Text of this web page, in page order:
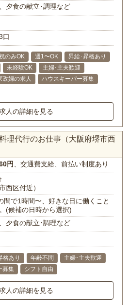
夕食の献立･調理など
口
のみOK 週1〜OK
昇給･昇格あり
未経験OK
主婦･主夫歓迎
政婦の求人
ハウスキーパー募集
人の詳細を見る
理代行のお仕事（大阪府堺市西
円 、交通費支給、前払い制度あり
西区付近）
間で1時間〜、好きな日に働くこと
(候補の日時から選択)
夕食の献立･調理など
格あり 年齢不問
主婦･主夫歓迎
募集 シフト自由
人の詳細を見る